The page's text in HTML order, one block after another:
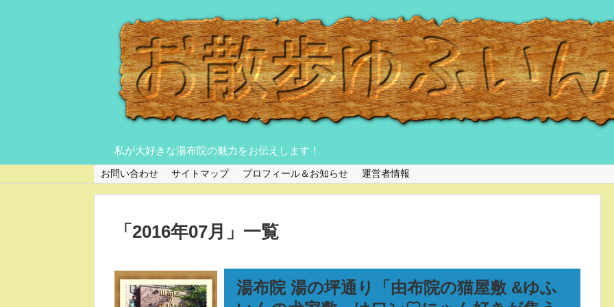
私が大好きな湯布院の魅力をお伝えします！
お問い合わせ サイトマップ プロフィール＆お知らせ 運営者情報
「 2016年07月 」 一覧
湯布院 湯の坪通り「由布院の猫屋敷 &ゆふ